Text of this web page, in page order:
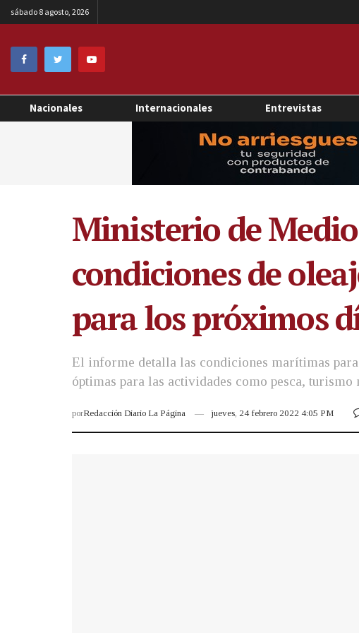
sábado 8 agosto, 2026
Nacionales Internacionales Entrevistas
Ministerio de
condiciones de
para los próximos
El informe detalla las condiciones marítimas
óptimas para las actividades como pesca,
porRedacción Diario La Página jueves, 24 febrero 2022 4:05 PM